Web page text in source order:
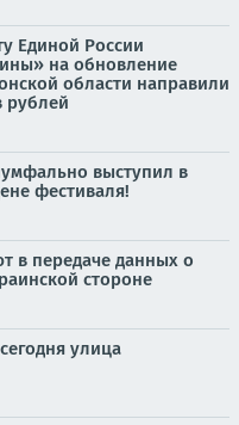
Единой России
на обновление
области направили
рублей
выступил в
фестиваля!
в передаче данных о
стороне
улица